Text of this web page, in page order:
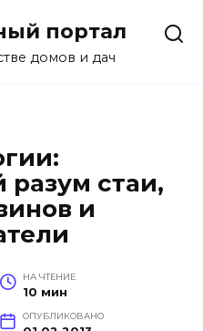
портал
домов и дач
стаи,
и
НА ЧТЕНИЕ
10 мин
ОПУБЛИКОВАНО